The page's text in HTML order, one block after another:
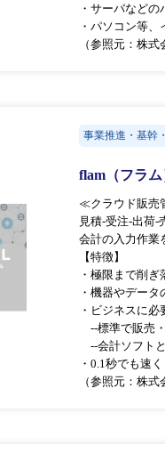
・サーバなどの
・パソコン等
（参照元：株式
事業推進・基幹
flam（フラム
≪クラウド販売
見積-受注-出荷-
会計の入力作業
【特徴】
・極限まで削ぎ
・機器やデー
・ビジネスに必
--標準で販売
--会計ソフト
・0.1秒でも速
（参照元：株式